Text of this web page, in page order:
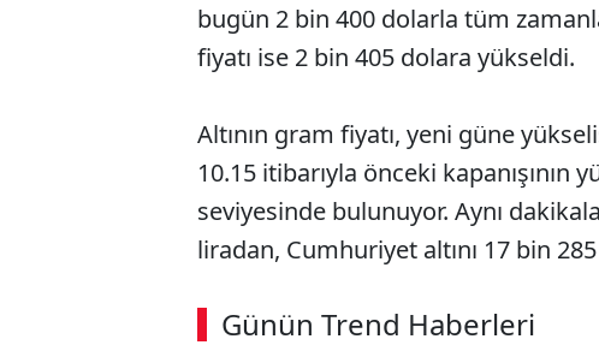
bugün 2 bin 400 dolarla tüm
fiyatı ise 2 bin 405 dolara yükseldi.
Altının gram fiyatı, yeni güne
10.15 itibarıyla önceki kapanışının
seviyesinde bulunuyor. Aynı
liradan, Cumhuriyet altını 17 bin
Günün Trend Haberleri